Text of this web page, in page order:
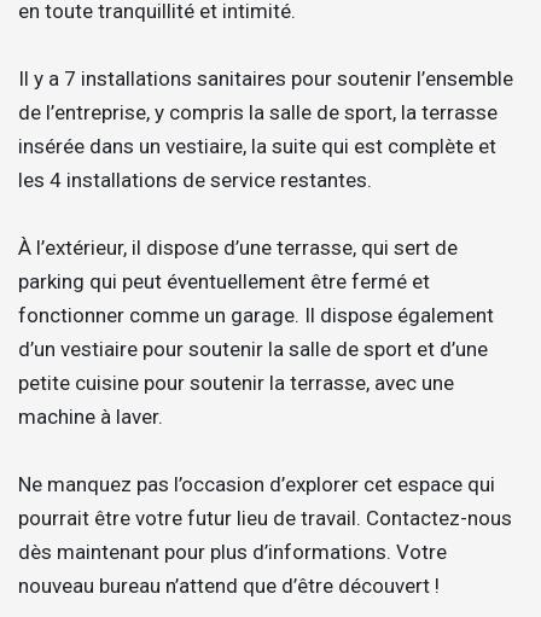
en toute tranquillité et intimité.
Il y a 7 installations sanitaires pour soutenir l’ensemble
de l’entreprise, y compris la salle de sport, la terrasse
insérée dans un vestiaire, la suite qui est complète et
les 4 installations de service restantes.
À l’extérieur, il dispose d’une terrasse, qui sert de
parking qui peut éventuellement être fermé et
fonctionner comme un garage. Il dispose également
d’un vestiaire pour soutenir la salle de sport et d’une
petite cuisine pour soutenir la terrasse, avec une
machine à laver.
Ne manquez pas l’occasion d’explorer cet espace qui
pourrait être votre futur lieu de travail. Contactez-nous
dès maintenant pour plus d’informations. Votre
nouveau bureau n’attend que d’être découvert !